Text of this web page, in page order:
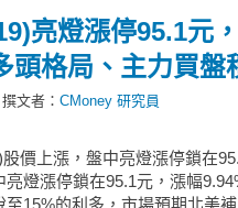
亮燈漲停95.1元
頭格局、主力買盤
撰文者： CMoney 研究員
股價上漲，盤中亮燈漲停鎖在
亮燈漲停鎖在95.1元，漲幅
至15%的利多，市場預期北美